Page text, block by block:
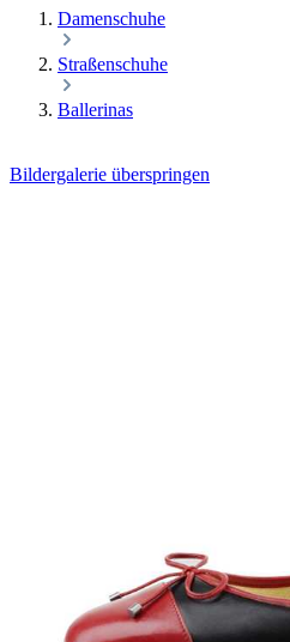
Damenschuhe
Straßenschuhe
Ballerinas
Bildergalerie überspringen